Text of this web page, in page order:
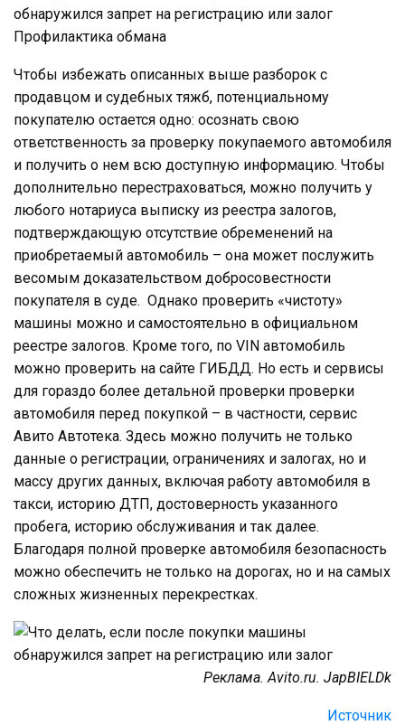
Профилактика обмана
Чтобы избежать описанных выше разборок с
продавцом и судебных тяжб, потенциальному
покупателю остается одно: осознать свою
ответственность за проверку покупаемого автомобиля
и получить о нем всю доступную информацию. Чтобы
дополнительно перестраховаться, можно получить у
любого нотариуса выписку из реестра залогов,
подтверждающую отсутствие обременений на
приобретаемый автомобиль – она может послужить
весомым доказательством добросовестности
покупателя в суде. Однако проверить «чистоту»
машины можно и самостоятельно в официальном
реестре залогов. Кроме того, по VIN автомобиль
можно проверить на сайте ГИБДД. Но есть и сервисы
для гораздо более детальной проверки проверки
автомобиля перед покупкой – в частности, сервис
Авито Автотека. Здесь можно получить не только
данные о регистрации, ограничениях и залогах, но и
массу других данных, включая работу автомобиля в
такси, историю ДТП, достоверность указанного
пробега, историю обслуживания и так далее.
Благодаря полной проверке автомобиля безопасность
можно обеспечить не только на дорогах, но и на самых
сложных жизненных перекрестках.
Реклама. Avito.ru. JapBIELDk
Источник